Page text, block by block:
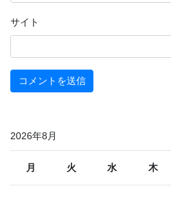
サイト
2026年8月
月 火 水 木